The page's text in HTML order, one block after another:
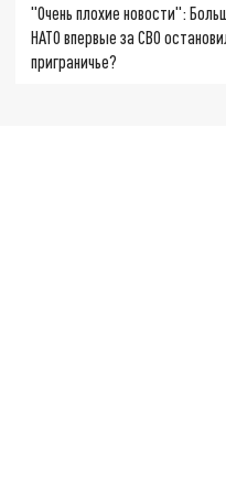
"Очень плохие новости":
НАТО впервые за СВО
приграничье?